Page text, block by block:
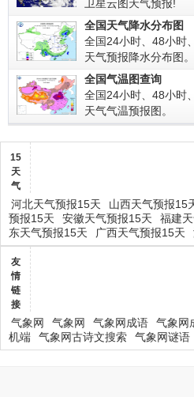
卫星云图天气预报!
全国天气降水分布图
全国24小时、48小时
天气预报降水分布图。
全国气温图查询
全国24小时、48小时
天气气温预报图。
15
天
气
河北天气预报15天 山西天气预报15
预报15天
安徽天气预报15天 福建
东天气预报15天
广西天气预报15天
友
情
链
接
气象网 气象网 气象网成语 气象网
机端
气象网古诗文搜索 气象网谜语